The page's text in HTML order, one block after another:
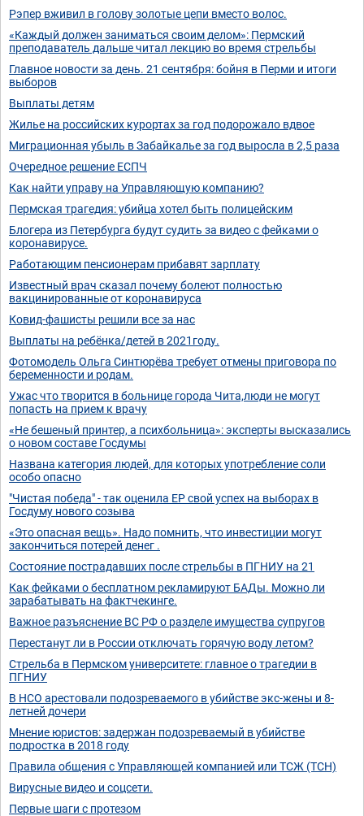
Рэпер вживил в голову золотые цепи вместо волос.
«Каждый должен заниматься своим делом»: Пермский
преподаватель дальше читал лекцию во время стрельбы
Главное новости за день. 21 сентября: бойня в Перми и итоги
выборов
Выплаты детям
Жилье на российских курортах за год подорожало вдвое
Миграционная убыль в Забайкалье за год выросла в 2,5 раза
Очередное решение ЕСПЧ
Как найти управу на Управляющую компанию?
Пермская трагедия: убийца хотел быть полицейским
Блогера из Петербурга будут судить за видео с фейками о
коронавирусе.
Работающим пенсионерам прибавят зарплату
Известный врач сказал почему болеют полностью
вакцинированные от коронавируса
Ковид-фашисты решили все за нас
Выплаты на ребёнка/детей в 2021году.
Фотомодель Ольга Синтюрёва требует отмены приговора по
беременности и родам.
Ужас что творится в больнице города Чита,люди не могут
попасть на прием к врачу
«Не бешеный принтер, а психбольница»: эксперты высказались
о новом составе Госдумы
Названа категория людей, для которых употребление соли
особо опасно
"Чистая победа" - так оценила ЕР свой успех на выборах в
Госдуму нового созыва
«Это опасная вещь». Надо помнить, что инвестиции могут
закончиться потерей денег .
Состояние пострадавших после стрельбы в ПГНИУ на 21
Как фейками о бесплатном рекламируют БАДы. Можно ли
зарабатывать на фактчекинге.
Важное разъяснение ВС РФ о разделе имущества супругов
Перестанут ли в России отключать горячую воду летом?
Стрельба в Пермском университете: главное о трагедии в
ПГНИУ
В НСО арестовали подозреваемого в убийстве экс-жены и 8-
летней дочери
Мнение юристов: задержан подозреваемый в убийстве
подростка в 2018 году
Правила общения с Управляющей компанией или ТСЖ (ТСН)
Вирусные видео и соцсети.
Первые шаги с протезом